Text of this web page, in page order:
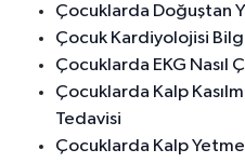
Çocuklarda Doğuştan
Çocuk Kardiyolojisi
Çocuklarda EKG Nasıl
Çocuklarda Kalp
Tedavisi
Çocuklarda Kalp